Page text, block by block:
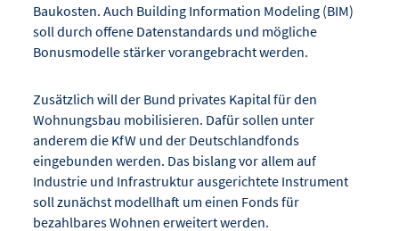
Baukosten. Auch Building Information Modeling (BIM)
soll durch offene Datenstandards und mögliche
Bonusmodelle stärker vorangebracht werden.
Zusätzlich will der Bund privates Kapital für den
Wohnungsbau mobilisieren. Dafür sollen unter
anderem die KfW und der Deutschlandfonds
eingebunden werden. Das bislang vor allem auf
Industrie und Infrastruktur ausgerichtete Instrument
soll zunächst modellhaft um einen Fonds für
bezahlbares Wohnen erweitert werden.